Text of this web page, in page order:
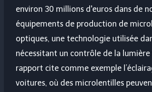
environ 30 millions d'euros dans de
équipements de production de
optiques, une technologie utilisée
nécessitant un contrôle de la lumière
rapport cite comme exemple
voitures, où des microlentilles